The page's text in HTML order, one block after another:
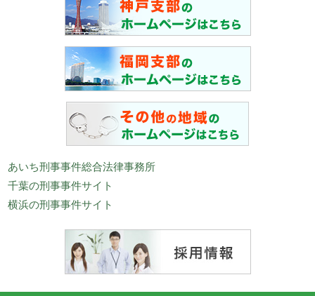
あいち刑事事件総合法律事務所
千葉の刑事事件サイト
横浜の刑事事件サイト